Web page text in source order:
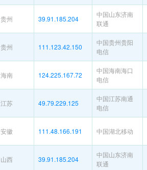
贵州 39.91.185.204
中国山东济南
联通
贵州 111.123.42.150
中国贵州贵阳
电信
海南 124.225.167.72
中国海南海口
电信
江苏 49.79.229.125
中国江苏南通
电信
安徽 111.48.166.191 中国湖北移动
山西 39.91.185.204
中国山东济南
联通